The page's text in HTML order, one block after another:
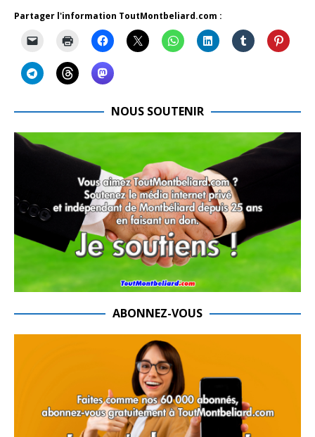
Partager l'information ToutMontbeliard.com :
NOUS SOUTENIR
ABONNEZ-VOUS